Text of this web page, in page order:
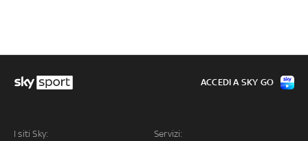
I siti Sky: Servizi:
ACCEDI A SKY GO